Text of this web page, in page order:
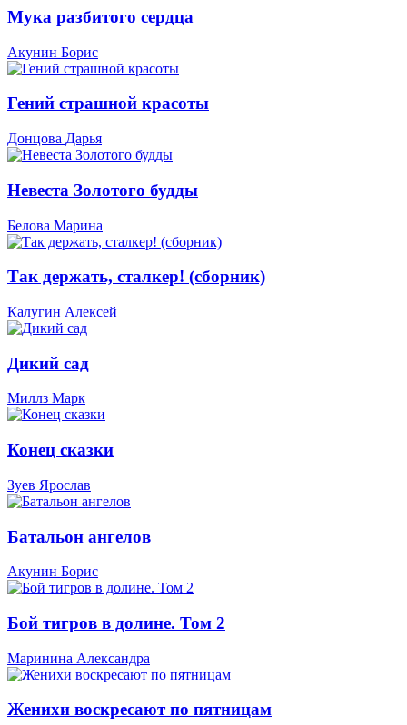
Мука разбитого сердца
Акунин Борис
Гений страшной красоты
Донцова Дарья
Невеста Золотого будды
Белова Марина
Так держать, сталкер! (сборник)
Калугин Алексей
Дикий сад
Миллз Марк
Конец сказки
Зуев Ярослав
Батальон ангелов
Акунин Борис
Бой тигров в долине. Том 2
Маринина Александра
Женихи воскресают по пятницам